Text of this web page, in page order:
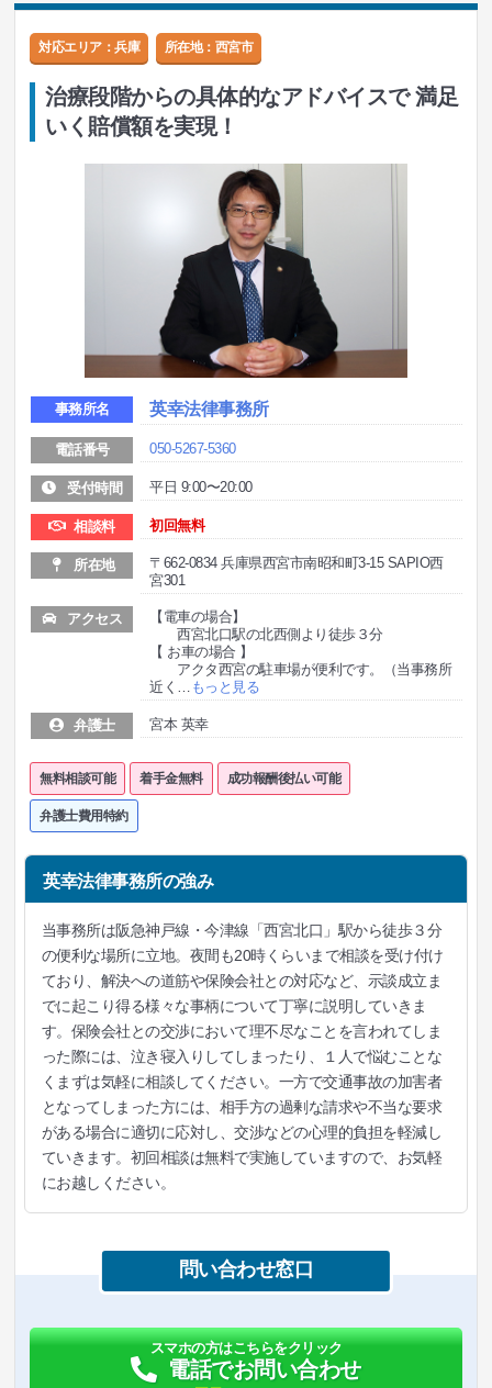
対応エリア：兵庫 所在地： 西宮市
治療段階からの具体的なアドバイスで 満足
いく賠償額を実現！
事務所名 英幸法律事務所
電話番号 050-5267-5360
受付時間 平日 9:00〜20:00
相談料 初回無料
所在地
〒662-0834 兵庫県西宮市南昭和町3-15 SAPIO西
宮301
アクセス
【電車の場合】
西宮北口駅の北西側より徒歩３分
【 お車の場合 】
アクタ西宮の駐車場が便利です。（当事務所
近く … もっと見る
弁護士 宮本 英幸
無料相談可能 着手金無料 成功報酬後払い可能
弁護士費用特約
英幸法律事務所の強み
当事務所は阪急神戸線・今津線「西宮北口」駅から徒歩３分
の便利な場所に立地。夜間も20時くらいまで相談を受け付け
ており、解決への道筋や保険会社との対応など、示談成立ま
でに起こり得る様々な事柄について丁寧に説明していきま
す。保険会社との交渉において理不尽なことを言われてしま
った際には、泣き寝入りしてしまったり、１人で悩むことな
くまずは気軽に相談してください。一方で交通事故の加害者
となってしまった方には、相手方の過剰な請求や不当な要求
がある場合に適切に応対し、交渉などの心理的負担を軽減し
ていきます。初回相談は無料で実施していますので、お気軽
にお越しください。
問い合わせ窓口
スマホの方はこちらをクリック
電話でお問い合わせ